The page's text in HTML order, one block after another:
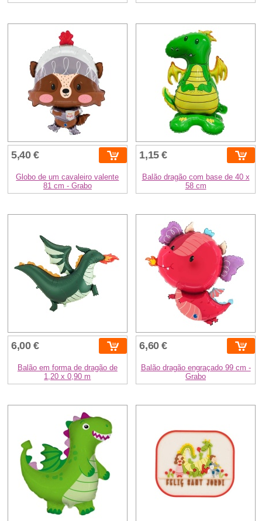
5,40 €
Globo de um cavaleiro valente
81 cm - Grabo
1,15 €
Balão dragão com base de 40 x
58 cm
6,00 €
Balão em forma de dragão de
1,20 x 0,90 m
6,60 €
Balão dragão engraçado 99 cm -
Grabo